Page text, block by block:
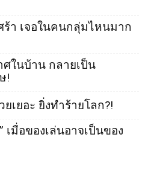
ร้า เจอในคนกลุ่มไหนมาก
ในบ้าน กลายเป็น
!
เยอะ ยิ่งทำร้ายโลก?!
เมื่อของเล่นอาจเป็นของ